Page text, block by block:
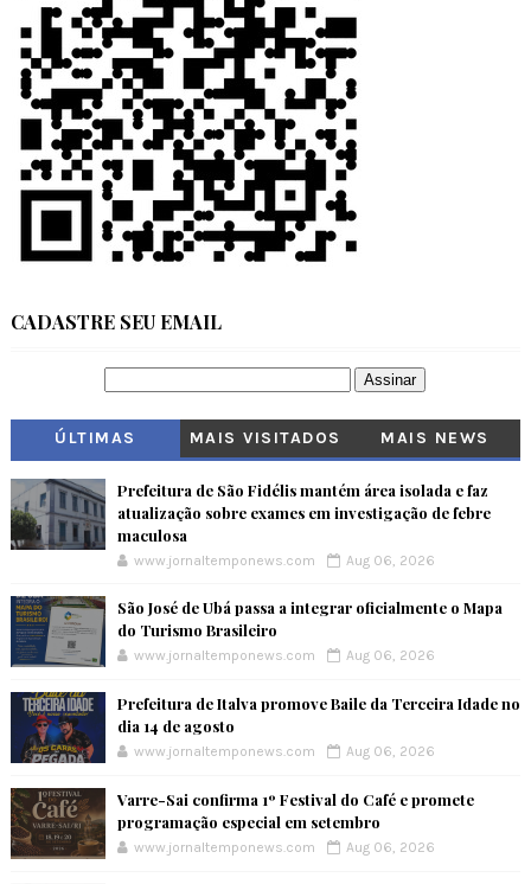
CADASTRE SEU EMAIL
ÚLTIMAS MAIS VISITADOS MAIS NEWS
Prefeitura de São Fidélis mantém área isolada e faz
atualização sobre exames em investigação de febre
maculosa
www.jornaltemponews.com Aug 06, 2026
São José de Ubá passa a integrar oficialmente o Mapa
do Turismo Brasileiro
www.jornaltemponews.com Aug 06, 2026
Prefeitura de Italva promove Baile da Terceira Idade no
dia 14 de agosto
www.jornaltemponews.com Aug 06, 2026
Varre-Sai confirma 1º Festival do Café e promete
programação especial em setembro
www.jornaltemponews.com Aug 06, 2026